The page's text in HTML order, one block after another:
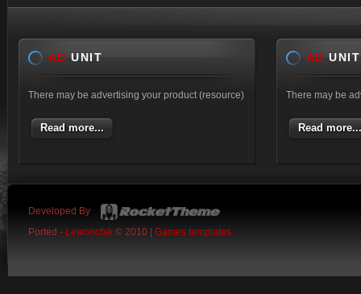
AD UNIT
There may be advertising your product (resource)
Read more...
AD UNIT
There may be
Read more...
Developed By
Ported - Lewonchik © 2010 | Games templates